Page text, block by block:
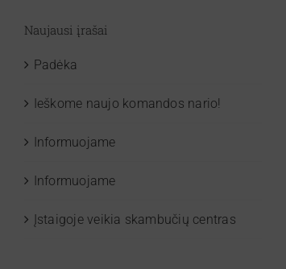
Naujausi įrašai
Padėka
Ieškome naujo komandos nario!
Informuojame
Informuojame
Įstaigoje veikia skambučių centras